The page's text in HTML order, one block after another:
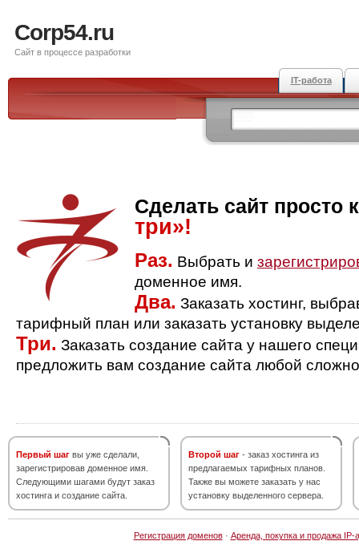
Corp54.ru
Сайт в процессе разработки
IT-работа
Сделать сайт просто
три»!
Раз. Выбрать и
доменное имя.
Два. Заказать хостинг,
тарифный план или заказать установку
Три. Заказать создание сайта у нашего
предложить вам создание сайта любой
Первый шаг вы уже сделали,
зарегистрировав доменное имя.
Следующими шагами будут заказ
хостинга и создание сайта.
Второй шаг - заказ хостинга из
предлагаемых тарифных планов.
Также вы можете заказать у нас
установку выделенного сервера.
Регистрация доменов· Аренда, покупка и продажа IP-